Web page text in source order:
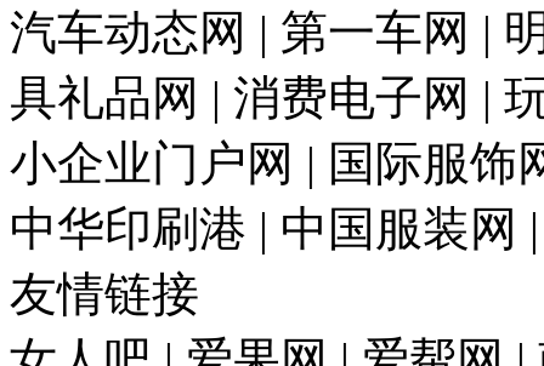
汽车动态网 | 第一车网 |
具礼品网 | 消费电子网 |
小企业门户网 | 国际服饰
中华印刷港 | 中国服装网
友情链接